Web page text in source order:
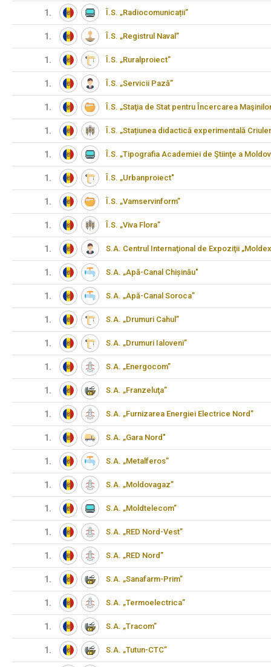
1. Î.S. „Radiocomunicații”
1. Î.S. „Registrul Naval”
1. Î.S. „Ruralproiect”
1. Î.S. „Servicii Pază”
1. Î.S. „Staţia de Stat pentru Încercarea
1. Î.S. „Stațiunea didactică experimentală
1. Î.S. „Tipografia Academiei de Ştiinţe a
1. Î.S. „Urbanproiect"
1. Î.S. „Vamservinform”
1. Î.S. „Viva Flora”
1. S.A. Centrul Internaţional de Expoziţii
1. S.A. „Apă-Canal Chișinău"
1. S.A. „Apă-Canal Soroca”
1. S.A. „Drumuri Cahul”
1. S.A. „Drumuri Ialoveni”
1. S.A. „Energocom”
1. S.A. „Franzeluţa”
1. S.A. „Furnizarea Energiei Electrice Nord”
1. S.A. „Gara Nord"
1. S.A. „Metalferos”
1. S.A. „Moldovagaz”
1. S.A. „Moldtelecom”
1. S.A. „RED Nord-Vest”
1. S.A. „RED Nord”
1. S.A. „Sanafarm-Prim”
1. S.A. „Termoelectrica”
1. S.A. „Tracom”
1. S.A. „Tutun-CTC”